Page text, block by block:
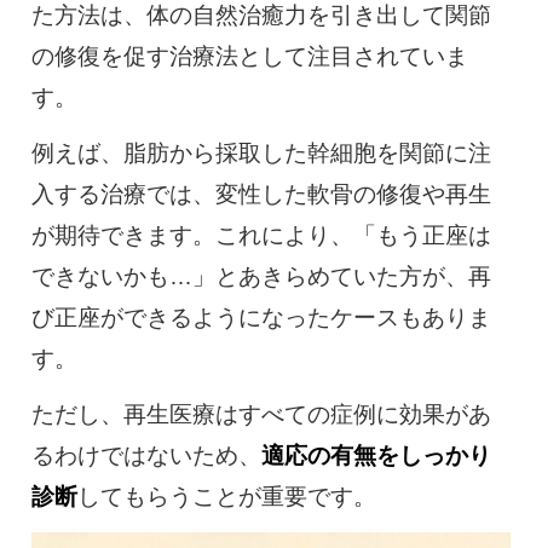
た方法は、体の自然治癒力を引き出して関節
の修復を促す治療法として注目されていま
す。
例えば、脂肪から採取した幹細胞を関節に注
入する治療では、変性した軟骨の修復や再生
が期待できます。これにより、「もう正座は
できないかも…」とあきらめていた方が、再
び正座ができるようになったケースもありま
す。
ただし、再生医療はすべての症例に効果があ
るわけではないため、 適応の有無をしっかり
診断してもらうことが重要です。